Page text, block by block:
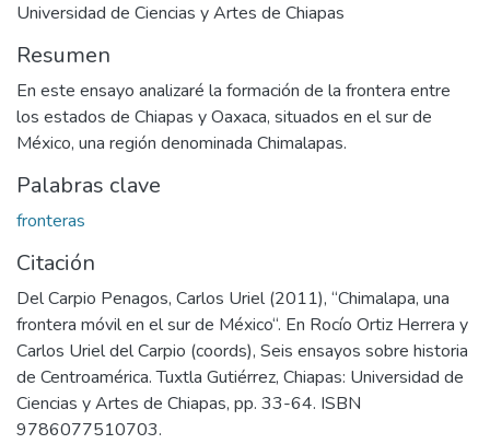
Universidad de Ciencias y Artes de Chiapas
Resumen
En este ensayo analizaré la formación de la frontera entre
los estados de Chiapas y Oaxaca, situados en el sur de
México, una región denominada Chimalapas.
Palabras clave
fronteras
Citación
Del Carpio Penagos, Carlos Uriel (2011), “Chimalapa, una
frontera móvil en el sur de México“. En Rocío Ortiz Herrera y
Carlos Uriel del Carpio (coords), Seis ensayos sobre historia
de Centroamérica. Tuxtla Gutiérrez, Chiapas: Universidad de
Ciencias y Artes de Chiapas, pp. 33-64. ISBN
9786077510703.